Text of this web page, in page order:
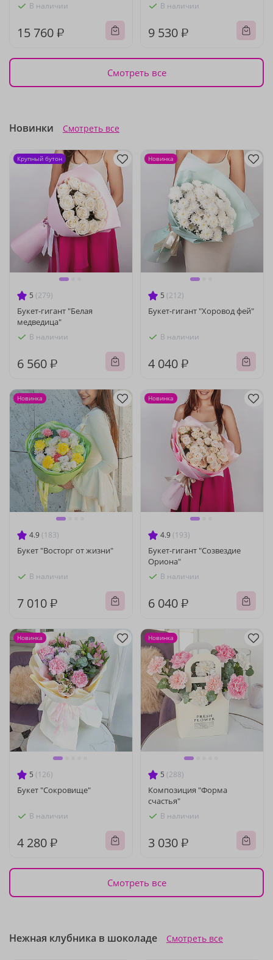
В наличии
15 760 ₽
В наличии
9 530 ₽
Смотреть все
Новинки Смотреть все
5 (279)
Букет-гигант "Белая
медведица"
В наличии
6 560 ₽
Крупный бутон
5 (212)
Букет-гигант "Хоровод фей"
В наличии
4 040 ₽
Новинка
4.9 (183)
Букет "Восторг от жизни"
В наличии
7 010 ₽
Новинка
4.9 (193)
Букет-гигант "Созвездие
Ориона"
В наличии
6 040 ₽
Новинка
5 (126)
Букет "Сокровище"
В наличии
4 280 ₽
Новинка
5 (288)
Композиция "Форма
счастья"
В наличии
3 030 ₽
Новинка
Смотреть все
Нежная клубника в шоколаде Смотреть все